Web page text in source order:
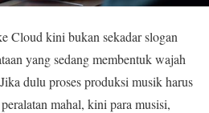
Cloud kini bukan sekadar slogan
yang sedang membentuk wajah
dulu proses produksi musik harus
mahal, kini para musisi,